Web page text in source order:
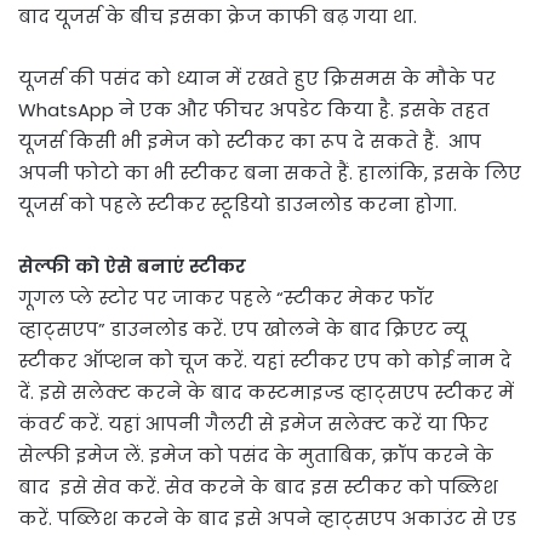
बाद यूजर्स के बीच इसका क्रेज काफी बढ़ गया था.
यूजर्स की पसंद को ध्यान में रखते हुए क्रिसमस के मौके पर
WhatsApp ने एक और फीचर अपडेट किया है. इसके तहत
यूजर्स किसी भी इमेज को स्टीकर का रूप दे सकते हैं. आप
अपनी फोटो का भी स्टीकर बना सकते हैं. हालांकि, इसके लिए
यूजर्स को पहले स्टीकर स्टूडियो डाउनलोड करना होगा.
सेल्फी को ऐसे बनाएं स्टीकर
गूगल प्ले स्टोर पर जाकर पहले “स्टीकर मेकर फॉर
व्हाट्सएप” डाउनलोड करें. एप खोलने के बाद क्रिएट न्यू
स्टीकर ऑप्शन को चूज करें. यहां स्टीकर एप को कोई नाम दे
दें. इसे सलेक्ट करने के बाद कस्टमाइज्ड व्हाट्सएप स्टीकर में
कंवर्ट करें. यहां आपनी गैलरी से इमेज सलेक्ट करें या फिर
सेल्फी इमेज लें. इमेज को पसंद के मुताबिक, क्रॉप करने के
बाद इसे सेव करें. सेव करने के बाद इस स्टीकर को पब्लिश
करें. पब्लिश करने के बाद इसे अपने व्हाट्सएप अकाउंट से एड